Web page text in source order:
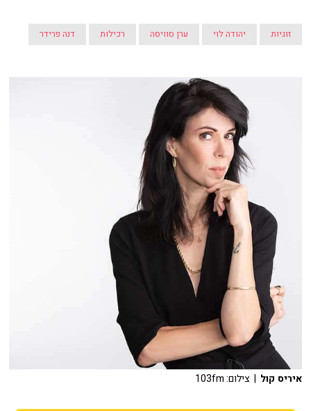
זוגיות יהודה לוי ערן סוויסה רכילות דנה פרידר
איריס קול | צילום: 103fm